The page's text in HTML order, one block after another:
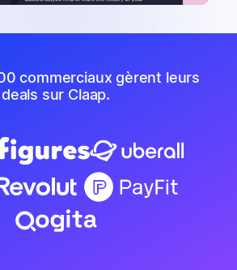
commerciaux gèrent leurs
deals sur Claap.